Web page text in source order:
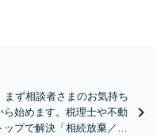
まず相談者さまのお気持ち
始めます。税理士や不動
プで解決「相続放棄／遺